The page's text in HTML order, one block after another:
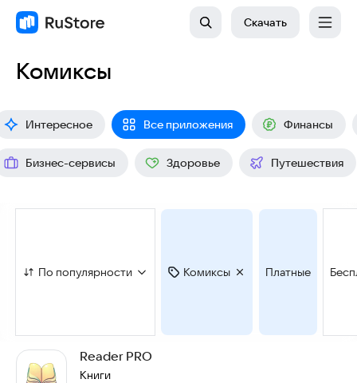
Скачать
Комиксы
Интересное Все приложения Финансы
Бизнес-сервисы Здоровье Путешествия
По популярности Комиксы Платные
Reader PRO
Книги